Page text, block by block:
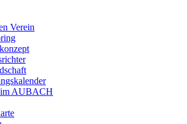
Verein
AUBACH